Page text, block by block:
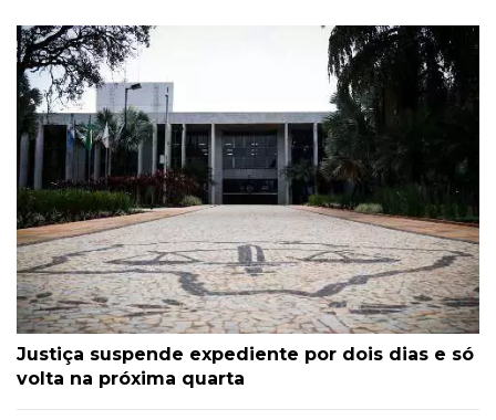
Justiça suspende expediente por dois dias e só
volta na próxima quarta